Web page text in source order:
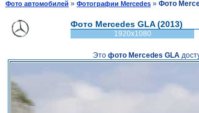
Фото автомобилей » Фотографии Mercedes » Фото
Фото Mercedes GLA (2013)
1920x1080
Это фото Mercedes GLA